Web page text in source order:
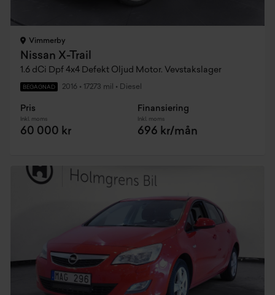
Vimmerby
Nissan X-Trail
1.6 dCi Dpf 4x4 Defekt Oljud Motor. Vevstakslager
BEGAGNAD 2016 • 17273 mil • Diesel
Pris
Inkl. moms
60 000 kr
Finansiering
Inkl. moms
696 kr/mån